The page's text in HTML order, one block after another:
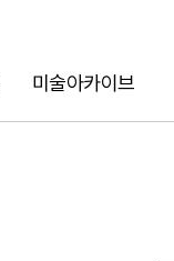
미술아카이브